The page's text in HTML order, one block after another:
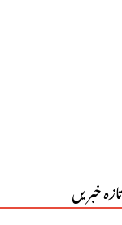
تازہ خبریں